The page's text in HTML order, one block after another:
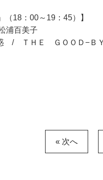
（18：00～19：45）】
百美子
/ ＴＨＥ ＧＯＯＤ−Ｂ
« 次へ